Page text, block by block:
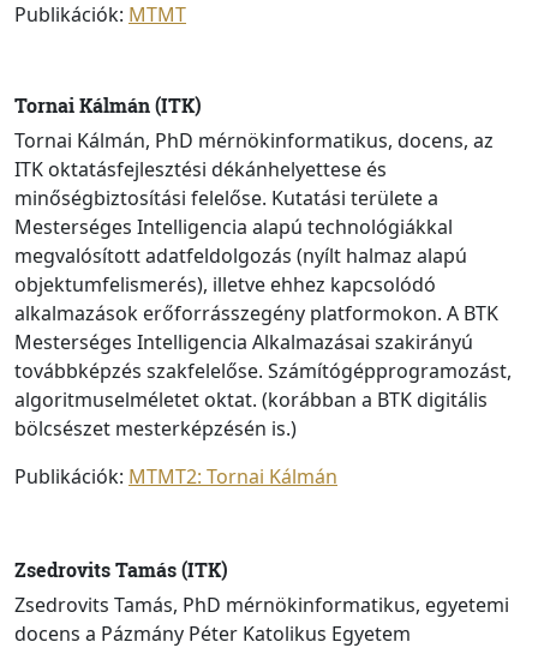
Publikációk: MTMT
Tornai Kálmán (ITK)
Tornai Kálmán, PhD mérnökinformatikus, docens, az
ITK oktatásfejlesztési dékánhelyettese és
minőségbiztosítási felelőse. Kutatási területe a
Mesterséges Intelligencia alapú technológiákkal
megvalósított adatfeldolgozás (nyílt halmaz alapú
objektumfelismerés), illetve ehhez kapcsolódó
alkalmazások erőforrásszegény platformokon. A BTK
Mesterséges Intelligencia Alkalmazásai szakirányú
továbbképzés szakfelelőse. Számítógépprogramozást,
algoritmuselméletet oktat. (korábban a BTK digitális
bölcsészet mesterképzésén is.)
Publikációk: MTMT2: Tornai Kálmán
Zsedrovits Tamás (ITK)
Zsedrovits Tamás, PhD mérnökinformatikus, egyetemi
docens a Pázmány Péter Katolikus Egyetem